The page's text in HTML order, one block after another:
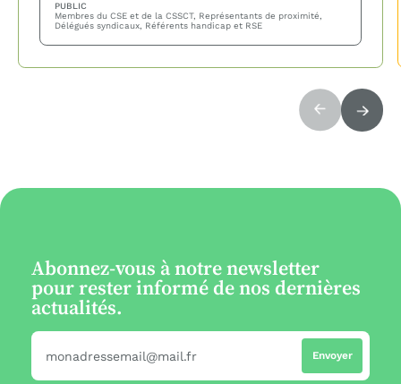
PUBLIC
Membres du CSE et de la CSSCT, Représentants de proximité,
Délégués syndicaux, Référents handicap et RSE
Abonnez-vous à notre newsletter
pour rester informé de nos dernières
actualités.